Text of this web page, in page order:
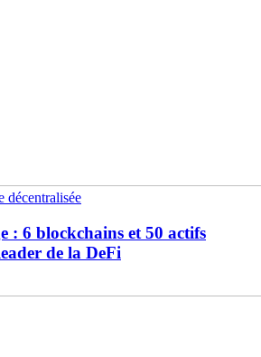
décentralisée
: 6 blockchains et 50 actifs
de la DeFi